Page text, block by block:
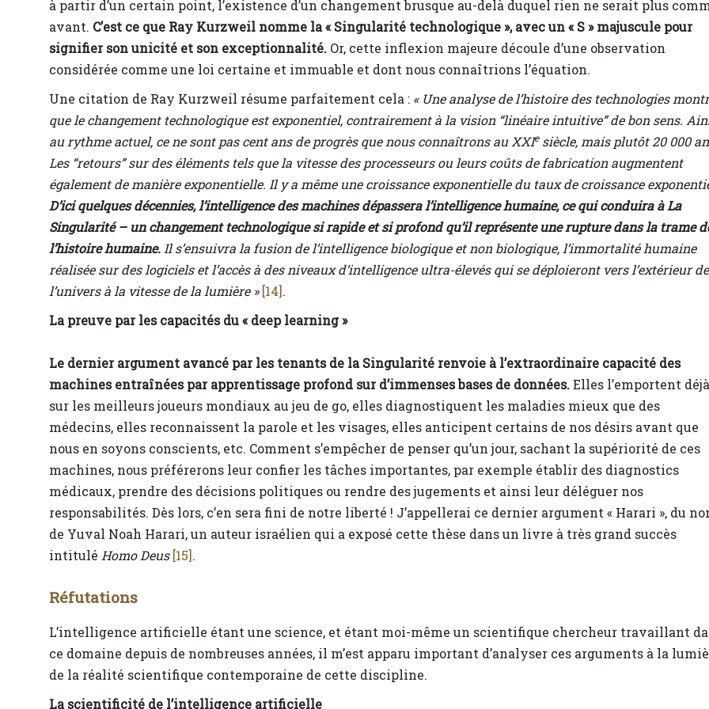
à partir d’un certain point, l’existence d’un changement brusque au-delà duquel rien ne serait plus
avant. C’est ce que Ray Kurzweil nomme la « Singularité technologique », avec un « S » majuscule pour
signifier son unicité et son exceptionnalité. Or, cette inflexion majeure découle d’une observation
considérée comme une loi certaine et immuable et dont nous connaîtrions l’équation.
Une citation de Ray Kurzweil résume parfaitement cela : « Une analyse de l’histoire des technologies
que le changement technologique est exponentiel, contrairement à la vision “linéaire intuitive” de bon sens.
au rythme actuel, ce ne sont pas cent ans de progrès que nous connaîtrons au XXIesiècle, mais plutôt 20 000
Les “retours” sur des éléments tels que la vitesse des processeurs ou leurs coûts de fabrication augmentent
également de manière exponentielle. Il y a même une croissance exponentielle du taux de croissance
D’ici quelques décennies, l’intelligence des machines dépassera l’intelligence humaine, ce qui conduira à La
Singularité – un changement technologique si rapide et si profond qu’il représente une rupture dans la trame
l’histoire humaine. Il s’ensuivra la fusion de l’intelligence biologique et non biologique, l’immortalité humaine
réalisée sur des logiciels et l’accès à des niveaux d’intelligence ultra-élevés qui se déploieront vers l’extérieur de
l’univers à la vitesse de la lumière » [14].
La preuve par les capacités du « deep learning »
Le dernier argument avancé par les tenants de la Singularité renvoie à l’extraordinaire capacité des
machines entraînées par apprentissage profond sur d’immenses bases de données.Elles l’emportent déjà
sur les meilleurs joueurs mondiaux au jeu de go, elles diagnostiquent les maladies mieux que des
médecins, elles reconnaissent la parole et les visages, elles anticipent certains de nos désirs avant que
nous en soyons conscients, etc. Comment s’empêcher de penser qu’un jour, sachant la supériorité de ces
machines, nous préférerons leur confier les tâches importantes, par exemple établir des diagnostics
médicaux, prendre des décisions politiques ou rendre des jugements et ainsi leur déléguer nos
responsabilités. Dès lors, c’en sera fini de notre liberté ! J’appellerai ce dernier argument « Harari », du
de Yuval Noah Harari, un auteur israélien qui a exposé cette thèse dans un livre à très grand succès
intitulé Homo Deus [15].
Réfutations
L’intelligence artificielle étant une science, et étant moi-même un scientifique chercheur travaillant
ce domaine depuis de nombreuses années, il m’est apparu important d’analyser ces arguments à la
de la réalité scientifique contemporaine de cette discipline.
La scientificité de l’intelligence artificielle